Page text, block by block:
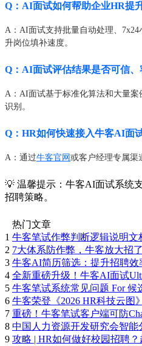
Q：AI面试如何帮助企业HR提
A：AI面试支持批量自动处理、
升岗位填补速度。
Q：AI面试评估结果是否可信、
A：AI面试基于标准化算法和大量案
识别。
Q：HR如何快速接入牛客AI面
A：通过牛客官网 或客户经理专属渠
💡 温馨提示：牛客AI面试系统
招聘策略。
热门文章
1 牛客笔试作弊判断逻辑说明文
2 7大体系防作弊，牛客放大招
3 牛客AI简历筛选：提升招聘效
4 全新重磅升级！牛客AI面试
5 牛客笔试系统常见问题 For 候
6 牛客荣登《2026 HR科技云图
7 重磅！牛客笔试客户端可防
8 中国人力资源开发研究会智
9 攻略 | HR如何做好校园招聘